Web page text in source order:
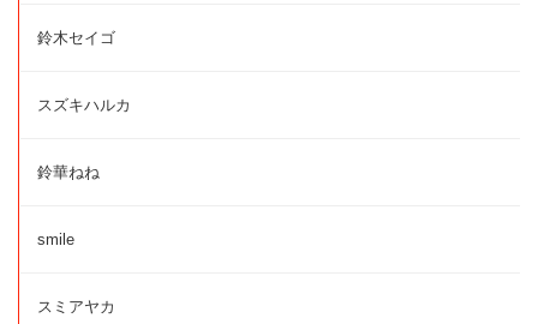
鈴木セイゴ
スズキハルカ
鈴華ねね
smile
スミアヤカ